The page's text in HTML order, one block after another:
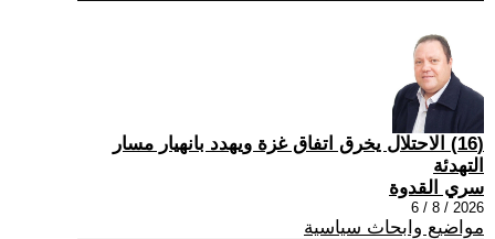
(16) الاحتلال يخرق اتفاق غزة ويهدد بانهيار مسار
التهدئة
سري القدوة
2026 / 8 / 6
مواضيع وابحاث سياسية